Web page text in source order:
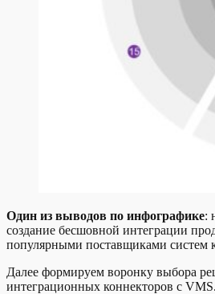
Один из выводов по инфографике:
создание бесшовной интеграции
популярными поставщиками систем
Далее формируем воронку выбора
интеграционных коннекторов с VMS.